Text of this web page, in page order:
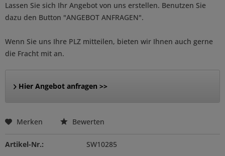
Lassen Sie sich Ihr Angebot von uns erstellen. Benutzen Sie
dazu den Button "ANGEBOT ANFRAGEN".
Wenn Sie uns Ihre PLZ mitteilen, bieten wir Ihnen auch gerne
die Fracht mit an.
Hier Angebot anfragen >>
Merken Bewerten
Artikel-Nr.: SW10285